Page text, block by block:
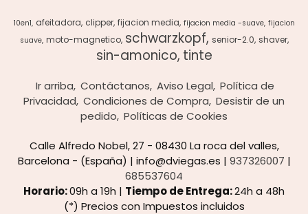
10en1 afeitadora clipper fijacion media fijacion media -suave fijacion
suave moto-magnetico schwarzkopf senior-2.0 shaver
sin-amonico tinte
Ir arriba Contáctanos Aviso Legal Política de
Privacidad Condiciones de Compra Desistir de un
pedido Políticas de Cookies
Calle Alfredo Nobel, 27 - 08430 La roca del valles,
Barcelona - (España) | info@dviegas.es | 937326007 |
685537604
Horario:09h a 19h | Tiempo de Entrega:24h a 48h
(*) Precios con Impuestos incluidos